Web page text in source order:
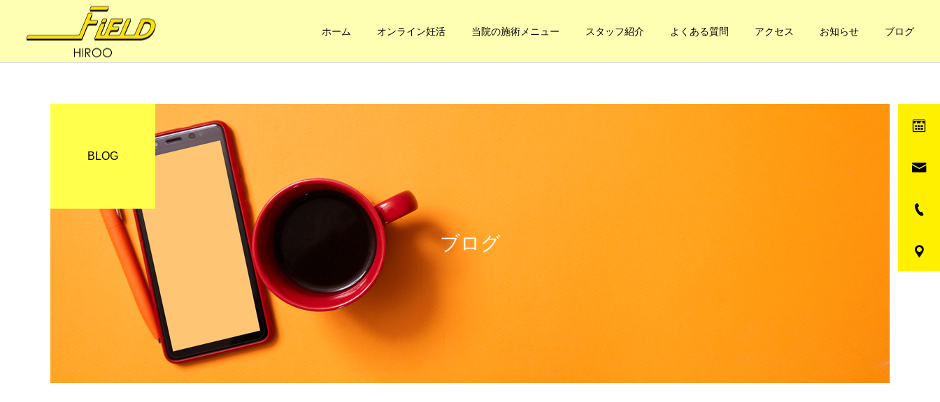
ホーム オンライン妊活 当院の施術メニュー スタッフ紹介 よくある質問 アクセス お知らせ ブログ
妊活の8BALANCE 〜ファ
本当の健康に 内臓の休憩
自分の体の循環てどうな
ブログ
BLOG